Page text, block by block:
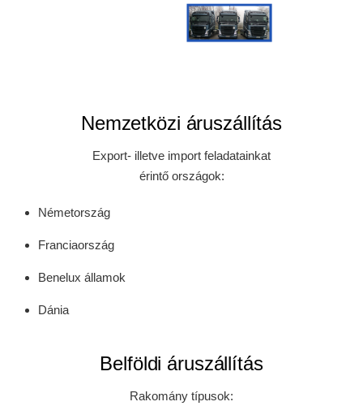
Nemzetközi áruszállítás
Export- illetve import feladatainkat
érintő országok:
Németország
Franciaország
Benelux államok
Dánia
Belföldi áruszállítás
Rakomány típusok: